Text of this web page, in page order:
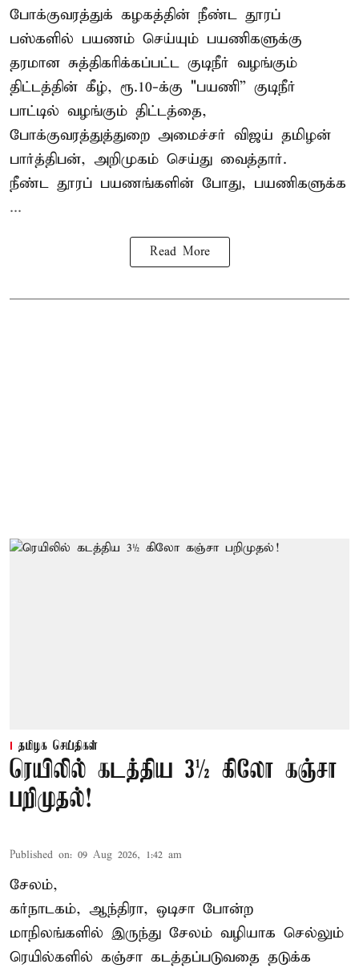
போக்குவரத்துக் கழகத்தின் நீண்ட தூரப்
பஸ்களில் பயணம் செய்யும் பயணிகளுக்கு
தரமான சுத்திகரிக்கப்பட்ட குடிநீர் வழங்கும்
திட்டத்தின் கீழ், ரூ.10-க்கு "பயணி” குடிநீர்
பாட்டில் வழங்கும் திட்டத்தை,
போக்குவரத்துத்துறை அமைச்சர் விஜய் தமிழன்
பார்த்திபன், அறிமுகம் செய்து வைத்தார்.
நீண்ட தூரப் பயணங்களின் போது, பயணிகளுக்க
...
Read More
தமிழக செய்திகள்
ரெயிலில் கடத்திய 3½ கிலோ கஞ்சா
பறிமுதல்!
Published on: 09 Aug 2026, 1:42 am
சேலம்,
கர்நாடகம், ஆந்திரா, ஒடிசா போன்ற
மாநிலங்களில் இருந்து சேலம் வழியாக செல்லும்
ரெயில்களில் கஞ்சா கடத்தப்படுவதை தடுக்க